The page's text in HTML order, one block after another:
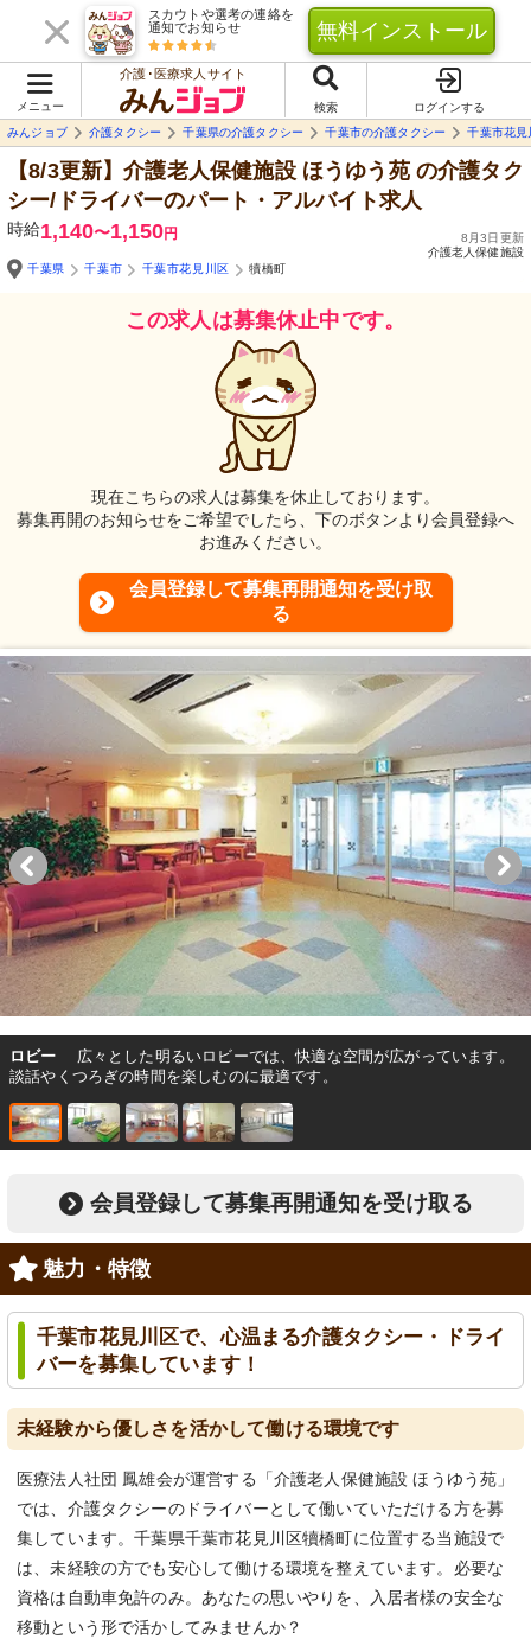
スカウトや選考の連絡を
通知でお知らせ
無料インストール
メニュー
介護･医療求人サイト
検索
ログインする
みんジョブ
介護タクシー 千葉県の介護タクシー 千葉市の介護タクシー 千葉市花見
【8/3更新】介護老人保健施設 ほうゆう苑の介護タク
シー/ドライバーのパート・アルバイト求人
時給1,140〜1,150円
8月3日更新
介護老人保健施設
千葉県
千葉市 千葉市花見川区 犢橋町
この求人は募集休止中です。
現在こちらの求人は募集を休止しております。
募集再開のお知らせをご希望でしたら、下のボタンより会員登録へ
お進みください。
会員登録して募集再開通知を受け取
る
ロビー
広々とした明るいロビーでは、快適な空間が広がっています。
談話やくつろぎの時間を楽しむのに最適です。
会員登録して募集再開通知を受け取る
魅力・特徴
千葉市花見川区で、心温まる介護タクシー・ドライ
バーを募集しています！
未経験から優しさを活かして働ける環境です
医療法人社団 鳳雄会が運営する「介護老人保健施設 ほうゆう苑」
では、介護タクシーのドライバーとして働いていただける方を募
集しています。千葉県千葉市花見川区犢橋町に位置する当施設で
は、未経験の方でも安心して働ける環境を整えています。必要な
資格は自動車免許のみ。あなたの思いやりを、入居者様の安全な
移動という形で活かしてみませんか？